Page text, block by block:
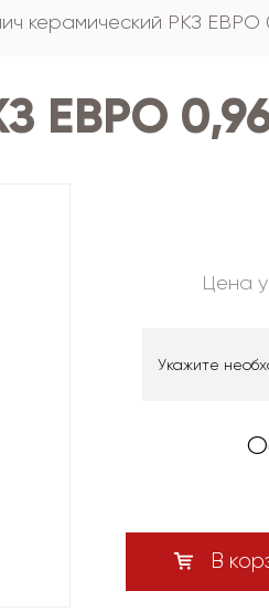
керамический РКЗ
ЕВРО
Цена
Укажите
В